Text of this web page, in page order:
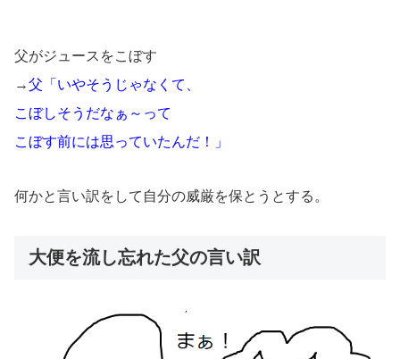
父がジュースをこぼす
→父「いやそうじゃなくて、
こぼしそうだなぁ～って
こぼす前には思っていたんだ！」
何かと言い訳をして自分の威厳を保とうとする。
大便を流し忘れた父の言い訳